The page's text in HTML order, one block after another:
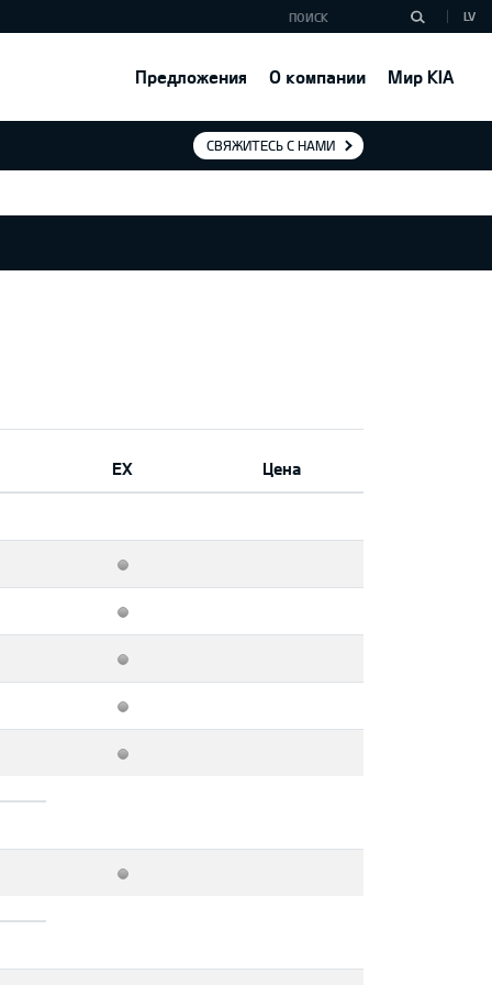
Предложения О компании Мир KIA
LV
СВЯЖИТЕСЬ С НАМИ
EX Цена